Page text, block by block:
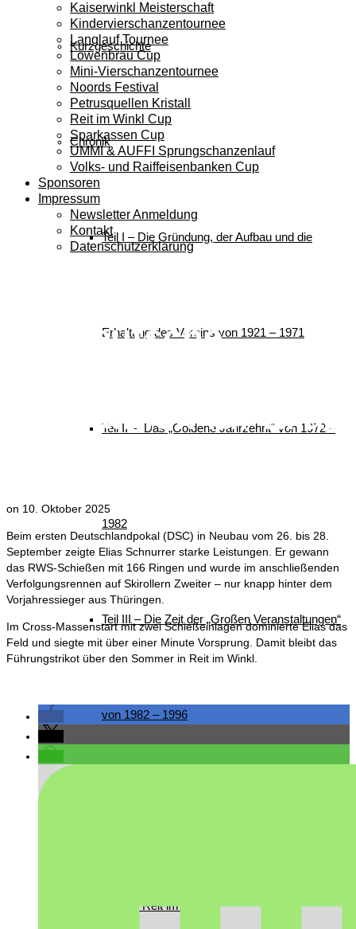
Kurzgeschichte
Chronik
Teil I – Die Gründung, der Aufbau und die
Erhaltung des Vereins von 1921 – 1971
Teil II – Das „Goldene Jahrzehnt“ von 1972 –
1982
Teil III – Die Zeit der „Großen Veranstaltungen“
von 1982 – 1996
Gast in Reit im Winkl
Kaiserwinkl Meisterschaft
Kindervierschanzentournee
Langlauf Tournee
Löwenbräu Cup
Mini-Vierschanzentournee
Noords Festival
Petrusquellen Kristall
Reit im Winkl Cup
Sparkassen Cup
UMMI & AUFFI Sprungschanzenlauf
Volks- und Raiffeisenbanken Cup
Sponsoren
Impressum
Newsletter Anmeldung
Kontakt
Datenschutzerklärung
die Deutsche
im Biathlon für Elias
on 10. Oktober 2025
Beim ersten Deutschlandpokal (DSC) in Neubau vom 26. bis 28.
September zeigte Elias Schnurrer starke Leistungen. Er gewann
das RWS-Schießen mit 166 Ringen und wurde im anschließenden
Verfolgungsrennen auf Skirollern Zweiter – nur knapp hinter dem
Vorjahressieger aus Thüringen.
Im Cross-Massenstart mit zwei Schießeinlagen dominierte Elias das
Feld und siegte mit über einer Minute Vorsprung. Damit bleibt das
Führungstrikot über den Sommer in Reit im Winkl.